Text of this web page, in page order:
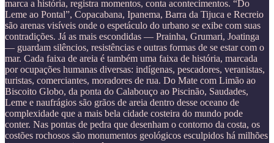
marca a história, registra momentos, conta acontecimentos. “Do
Leme ao Pontal”, Copacabana, Ipanema, Barra da Tijuca e Recreio
são arenas visíveis onde o espetáculo do urbano se exibe com suas
contradições. Já as mais escondidas — Prainha, Grumari, Joatinga
— guardam silêncios, resistências e outras formas de se estar com o
mar. Cada faixa de areia é também uma faixa de história, marcada
por ocupações humanas diversas: indígenas, pescadores, veranistas,
turistas, comerciantes, moradores de rua. Do Mate com Limão ao
Biscoito Globo, da ponta do Calabouço ao Piscinão, Saudades,
Leme e naufrágios são grãos de areia dentro desse oceano de
complexidade que a mais bela cidade costeira do mundo pode
conter. Nas pontas de pedra que desenham o contorno da costa, os
costões rochosos são monumentos geológicos esculpidos há milhões